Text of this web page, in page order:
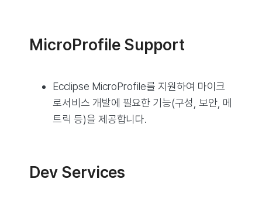
MicroProfile Support
Ecclipse MicroProfile를 지원하여 마이크
로서비스 개발에 필요한 기능(구성, 보안, 메
트릭 등)을 제공합니다.
Dev Services